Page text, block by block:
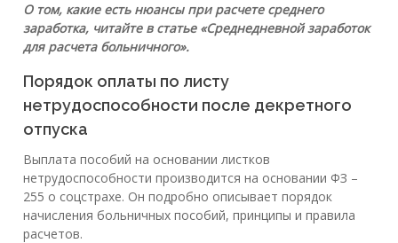
О том, какие есть нюансы при расчете среднего
заработка, читайте в статье «Среднедневной заработок
для расчета больничного».
Порядок оплаты по листу
нетрудоспособности после декретного
отпуска
Выплата пособий на основании листков
нетрудоспособности производится на основании ФЗ –
255 о соцстрахе. Он подробно описывает порядок
начисления больничных пособий, принципы и правила
расчетов.